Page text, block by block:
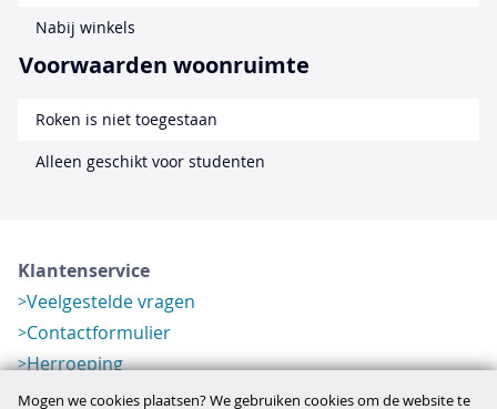
Nabij winkels
Voorwaarden woonruimte
Roken is niet toegestaan
Alleen geschikt voor studenten
Klantenservice
Veelgestelde vragen
Contactformulier
Herroeping
Over ons
Mogen we cookies plaatsen? We gebruiken cookies om de website te